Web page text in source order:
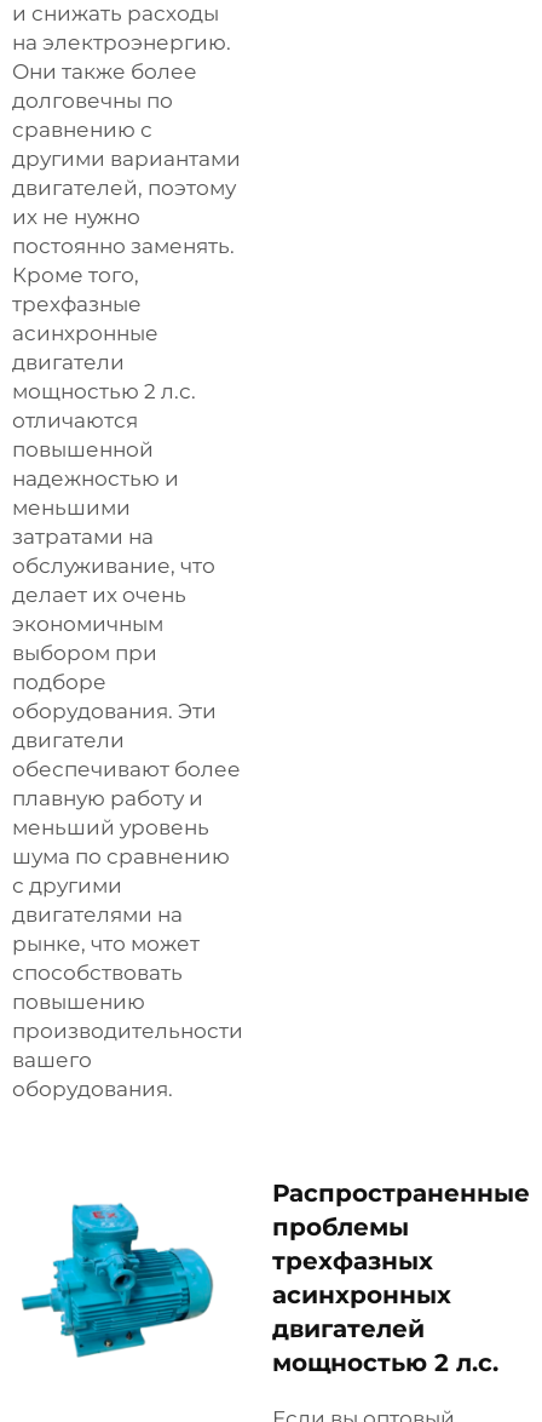
и снижать расходы
на электроэнергию.
Они также более
долговечны по
сравнению с
другими вариантами
двигателей, поэтому
их не нужно
постоянно заменять.
Кроме того,
трехфазные
асинхронные
двигатели
мощностью 2 л.с.
отличаются
повышенной
надежностью и
меньшими
затратами на
обслуживание, что
делает их очень
экономичным
выбором при
подборе
оборудования. Эти
двигатели
обеспечивают более
плавную работу и
меньший уровень
шума по сравнению
с другими
двигателями на
рынке, что может
способствовать
повышению
производительности
вашего
оборудования.
Распространенные
проблемы
трехфазных
асинхронных
двигателей
мощностью 2 л.с.